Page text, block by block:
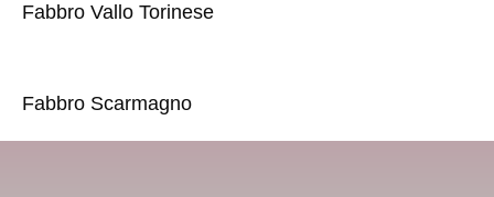
Fabbro Vallo Torinese
Fabbro Scarmagno